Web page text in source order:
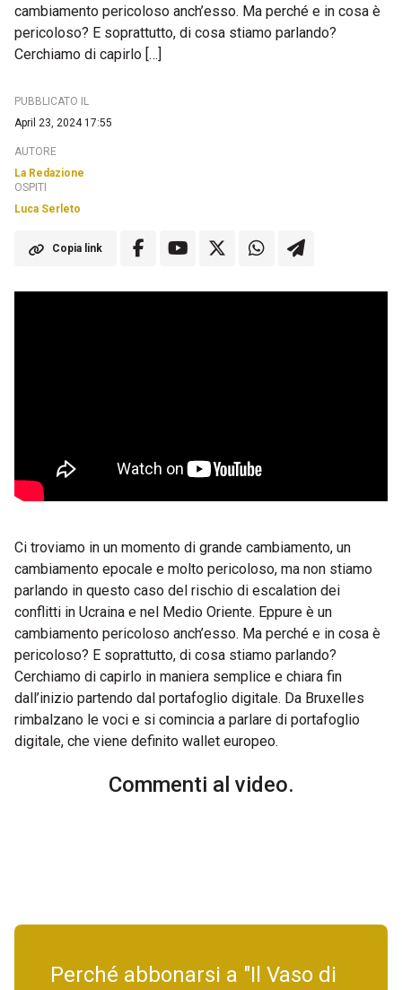
cambiamento pericoloso anch’esso. Ma perché e in cosa è
pericoloso? E soprattutto, di cosa stiamo parlando?
Cerchiamo di capirlo […]
PUBBLICATO IL
April 23, 2024 17:55
AUTORE
La Redazione
OSPITI
Luca Serleto
Copia link
Ci troviamo in un momento di grande cambiamento, un
cambiamento epocale e molto pericoloso, ma non stiamo
parlando in questo caso del rischio di escalation dei
conflitti in Ucraina e nel Medio Oriente. Eppure è un
cambiamento pericoloso anch’esso. Ma perché e in cosa è
pericoloso? E soprattutto, di cosa stiamo parlando?
Cerchiamo di capirlo in maniera semplice e chiara fin
dall’inizio partendo dal portafoglio digitale. Da Bruxelles
rimbalzano le voci e si comincia a parlare di portafoglio
digitale, che viene definito wallet europeo.
Commenti al video.
Perché abbonarsi a "Il Vaso di